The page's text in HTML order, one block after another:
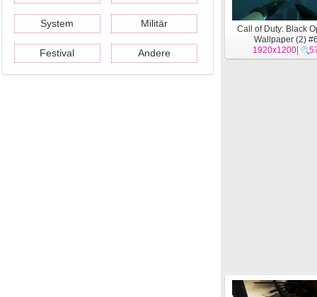
System Militär
Festival Andere
Call of Duty: Black
Wallpaper (2)
1920x1200